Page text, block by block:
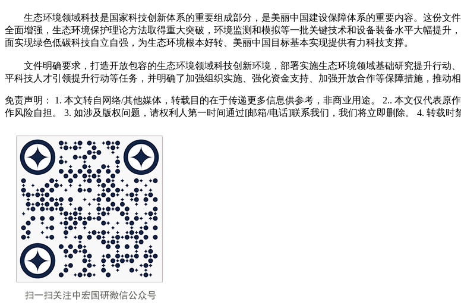
生态环境领域科技是国家科技创新体系的重要组成部分，是美丽中国建设保障体系的重要内容。这份文
全面增强，生态环境保护理论方法取得重大突破，环境监测和模拟等一批关键技术和设备装备水平大幅提
面实现绿色低碳科技自立自强，为生态环境根本好转、美丽中国目标基本实现提供有力科技支撑。
文件明确要求，打造开放包容的生态环境领域科技创新环境，部署实施生态环境领域基础研究提升行动
平科技人才引领提升行动等任务，并明确了加强组织实施、强化资金支持、加强开放合作等保障措施，推动相
免责声明： 1. 本文转自网络/其他媒体，转载目的在于传递更多信息供参考，非商业用途。 2.. 本文仅代表
作风险自担。 3. 如涉及版权问题，请权利人第一时间通过[邮箱/电话]联系我们，我们将立即删除。 4. 转载